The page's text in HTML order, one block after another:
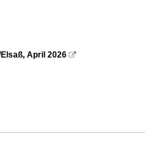
April 2026 